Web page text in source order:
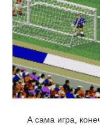
А сама игра,